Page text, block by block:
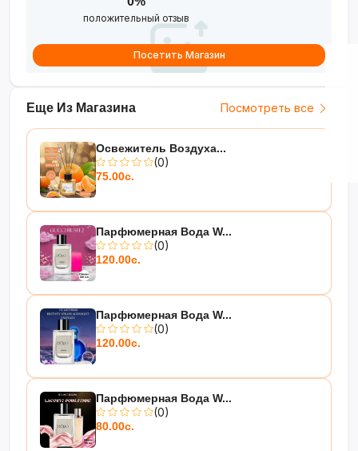
Еще Из Магазина Посмотреть все
Освежитель Воздуха...
(0)
75.00с.
Парфюмерная Вода W...
(0)
120.00с.
Парфюмерная Вода W...
(0)
120.00с.
Парфюмерная Вода W...
(0)
80.00с.
положительный отзыв
Посетить Магазин